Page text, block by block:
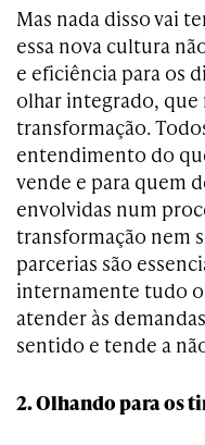
Mas nada disso vai
essa nova cultura
e eficiência para os
olhar integrado, que
transformação.
entendimento do
vende e para quem
envolvidas num
transformação nem
parcerias são
internamente tudo
atender às
sentido e tende a
2. Olhando para os